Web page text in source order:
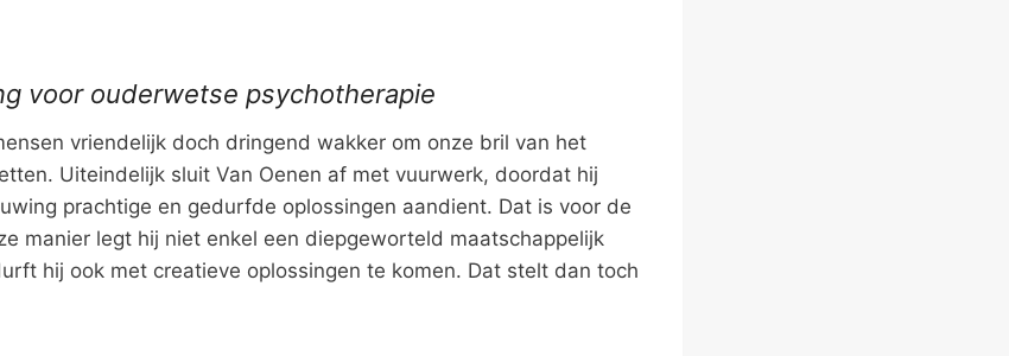
voor ouderwetse psychotherapie
vriendelijk doch dringend wakker om onze bril van het
Uiteindelijk sluit Van Oenen af met vuurwerk, doordat hij
prachtige en gedurfde oplossingen aandient. Dat is voor de
manier legt hij niet enkel een diepgeworteld maatschappelijk
hij ook met creatieve oplossingen te komen. Dat stelt dan toch